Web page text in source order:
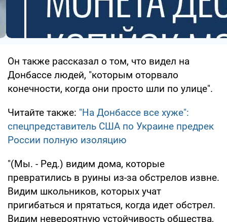
Он также рассказал о том, что видел на
Донбассе людей, "которым оторвало
конечности, когда они просто шли по улице".
Читайте также: "На Донбассе все хуже":
спецпредставитель США по Украине предрек
России полную изоляцию
"(Мы. - Ред.) видим дома, которые
превратились в руины из-за обстрелов извне.
Видим школьников, которых учат
пригибаться и прятаться, когда идет обстрел.
Видим невероятную устойчивость общества,